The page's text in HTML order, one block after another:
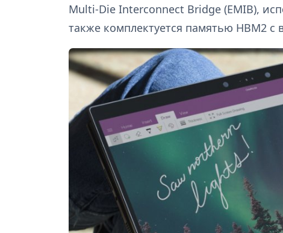
Multi-Die Interconnect Bridge (EMIB),
также комплектуется памятью HBM2